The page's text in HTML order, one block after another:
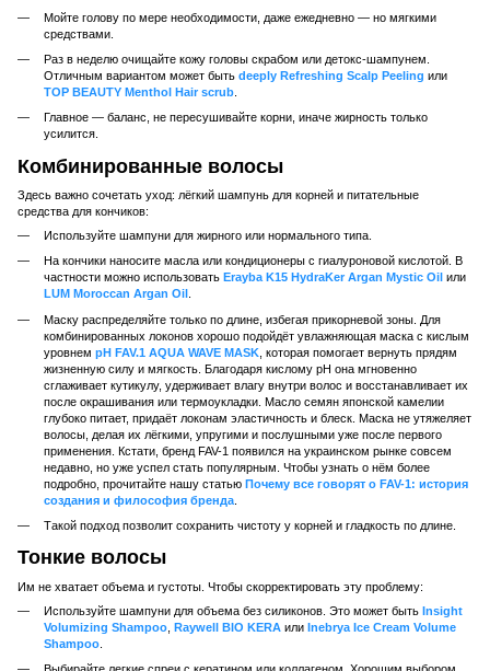
Мойте голову по мере необходимости, даже ежедневно — но мягкими
средствами.
Раз в неделю очищайте кожу головы скрабом или детокс-шампунем.
Отличным вариантом может быть deeply Refreshing Scalp Peeling или
TOP BEAUTY Menthol Hair scrub
Главное — баланс, не пересушивайте корни, иначе жирность только
усилится.
Комбинированные волосы
Здесь важно сочетать уход: лёгкий шампунь для корней и питательные
средства для кончиков:
Используйте шампуни для жирного или нормального типа.
На кончики наносите масла или кондиционеры с гиалуроновой кислотой. В
частности можно использовать Erayba K15 HydraKer Argan Mystic Oil или
LUM Moroccan Argan Oil
Маску распределяйте только по длине, избегая прикорневой зоны. Для
комбинированных локонов хорошо подойдёт увлажняющая маска с кислым
уровнем pH FAV.1 AQUA WAVE MASK , которая помогает вернуть прядям
жизненную силу и мягкость. Благодаря кислому pH она мгновенно
сглаживает кутикулу, удерживает влагу внутри волос и восстанавливает их
после окрашивания или термоукладки. Масло семян японской камелии
глубоко питает, придаёт локонам эластичность и блеск. Маска не утяжеляет
волосы, делая их лёгкими, упругими и послушными уже после первого
применения. Кстати, бренд FAV-1 появился на украинском рынке совсем
недавно, но уже успел стать популярным. Чтобы узнать о нём более
подробно, прочитайте нашу статью Почему все говорят о FAV-1: история
создания и философия бренда
Такой подход позволит сохранить чистоту у корней и гладкость по длине.
Тонкие волосы
Им не хватает объема и густоты. Чтобы скорректировать эту проблему:
Используйте шампуни для объема без силиконов. Это может быть Insight
Volumizing Shampoo Raywell BIO KERA или Inebrya Ice Cream Volume
Shampoo